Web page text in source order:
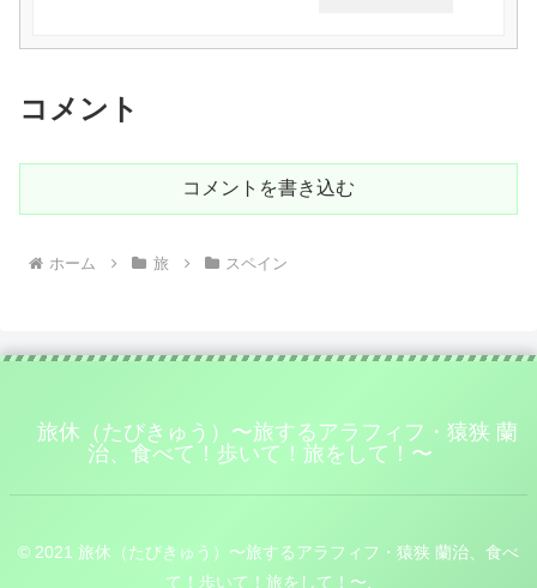
コメント
コメントを書き込む
ホーム 旅 スペイン
旅休（たびきゅう）〜旅するアラフィフ・猿狭 蘭
治、食べて！歩いて！旅をして！〜
© 2021 旅休（たびきゅう）〜旅するアラフィフ・猿狭 蘭治、食べ
て！歩いて！旅をして！〜.